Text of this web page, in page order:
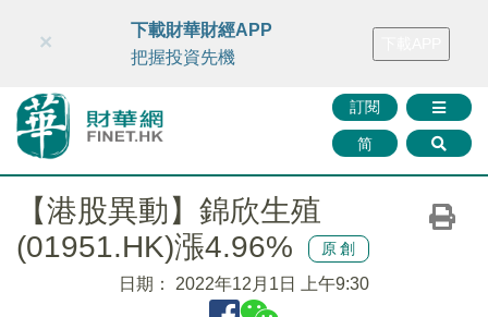
財華智庫網 FINTV FINMETA 財華證券 媒體矩陣
訂閱
简
×
下載財華財經APP
把握投資先機
【港股異動】錦欣生殖
(01951.HK)漲4.96%
原創
日期： 2022年12月1日 上午9:30